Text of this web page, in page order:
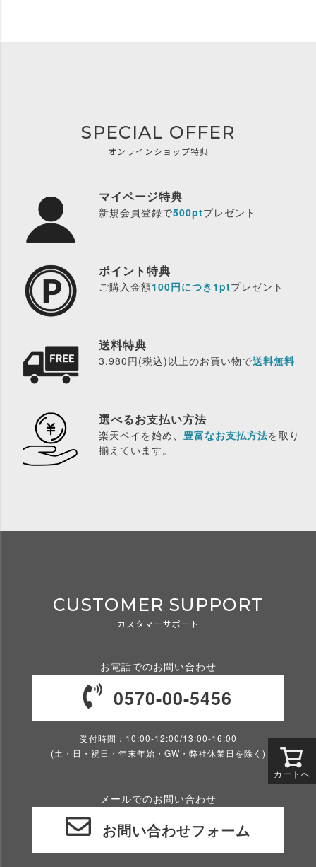
カートへ
SPECIAL OFFER
オンラインショップ特典
マイページ特典
新規会員登録で500ptプレゼント
ポイント特典
ご購入金額100円につき1ptプレゼント
送料特典
3,980円(税込)以上のお買い物で送料無料
選べるお支払い方法
楽天ペイを始め、 豊富なお支払方法を取り
揃えています。
CUSTOMER SUPPORT
カスタマーサポート
お電話でのお問い合わせ
0570-00-5456
受付時間：10:00-12:00/13:00-16:00
(土・日・祝日・年末年始・GW・弊社休業日を除く)
メールでのお問い合わせ
お問い合わせフォーム